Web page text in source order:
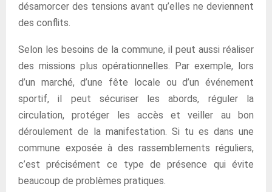
désamorcer des tensions avant qu’elles ne deviennent
des conflits.
Selon les besoins de la commune, il peut aussi réaliser
des missions plus opérationnelles. Par exemple, lors
d’un marché, d’une fête locale ou d’un événement
sportif, il peut sécuriser les abords, réguler la
circulation, protéger les accès et veiller au bon
déroulement de la manifestation. Si tu es dans une
commune exposée à des rassemblements réguliers,
c’est précisément ce type de présence qui évite
beaucoup de problèmes pratiques.